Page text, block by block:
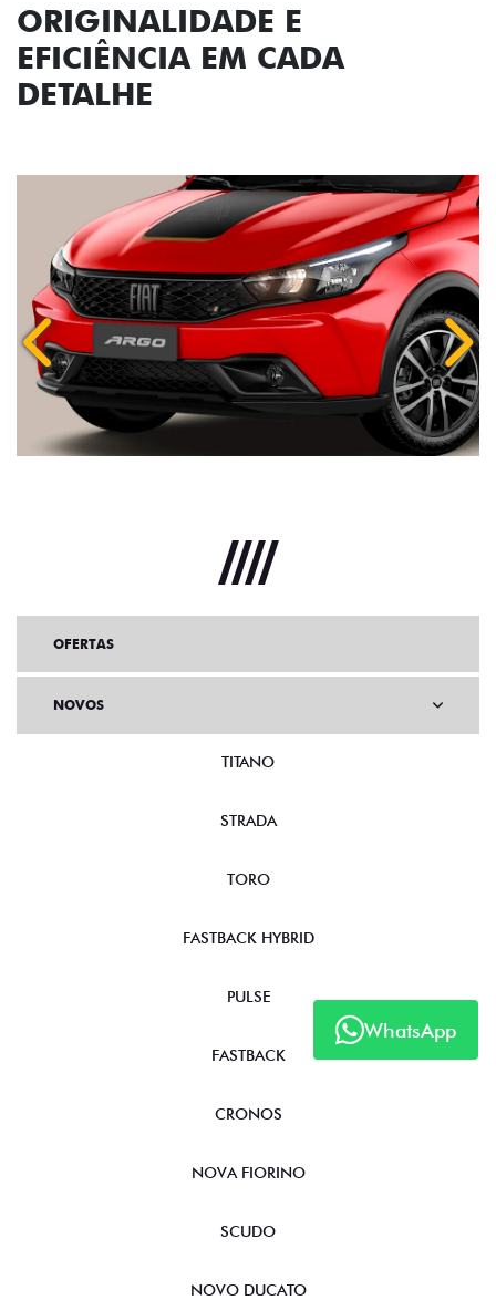
ORIGINALIDADE E
EFICIÊNCIA EM CADA
DETALHE
Anterior
WhatsApp
OFERTAS
NOVOS
TITANO
STRADA
TORO
FASTBACK HYBRID
PULSE
FASTBACK
CRONOS
NOVA FIORINO
SCUDO
NOVO DUCATO